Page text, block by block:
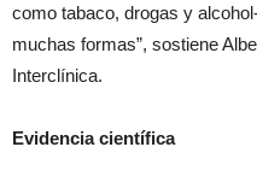
como tabaco, drogas y
muchas formas”, sostiene
Interclínica.
Evidencia científica